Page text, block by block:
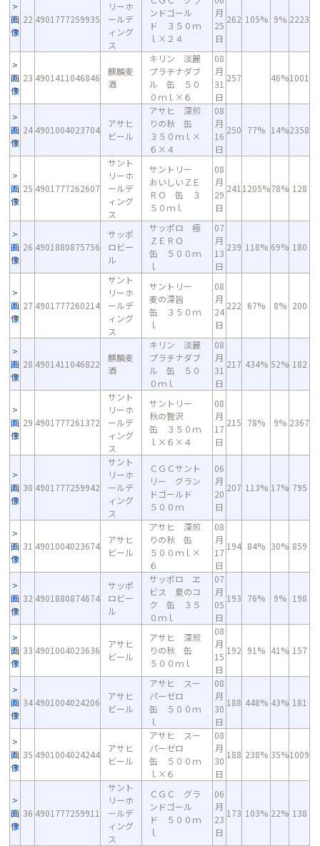
画
像
22 4901777259935
リーホ
ールデ
ィング
ス
ンドゴール
ド ３５０ｍ
ｌ×２４
月
25
日
262 105% 9% 2223
画
像
23 4901411046846
麒麟麦
酒
キリン 淡麗
プラチナダブ
ル 缶 ５０
０ｍｌ×６
08
月
31
日
257 46%1001
画
像
24 4901004023704
アサヒ
ビール
アサヒ 深煎
りの秋 缶
３５０ｍｌ×
６×４
08
月
16
日
250 77% 14%2358
画
像
25 4901777262607
サント
リーホ
ールデ
ィング
ス
サントリー
おいしいＺＥ
ＲＯ 缶 ３
５０ｍｌ
08
月
29
日
241 1205%78% 128
画
像
26 4901880875756
サッポ
ロビー
ル
サッポロ 極
ＺＥＲＯ
缶 ５００ｍ
ｌ
07
月
13
日
239 118% 69% 180
画
像
27 4901777260214
サント
リーホ
ールデ
ィング
ス
サントリー
麦の深旨
缶 ３５０ｍ
ｌ
08
月
24
日
222 67% 8% 200
画
像
28 4901411046822
麒麟麦
酒
キリン 淡麗
プラチナダブ
ル 缶 ５０
０ｍｌ
08
月
31
日
217 434% 52% 182
画
像
29 4901777261372
サント
リーホ
ールデ
ィング
ス
サントリー
秋の贅沢
缶 ３５０ｍ
ｌ×６×４
08
月
17
日
215 78% 9% 2367
画
像
30 4901777259942
サント
リーホ
ールデ
ィング
ス
ＣＧＣサント
リー グラン
ドゴールド
５００ｍ
06
月
20
日
207 113% 17% 795
画
像
31 4901004023674
アサヒ
ビール
アサヒ 深煎
りの秋 缶
５００ｍｌ×
６
08
月
17
日
194 84% 30% 859
画
像
32 4901880874674
サッポ
ロビー
ル
サッポロ ヱ
ビス 夏のコ
ク 缶 ３５
０ｍｌ
07
月
05
日
193 76% 9% 198
画
像
33 4901004023636
アサヒ
ビール
アサヒ 深煎
りの秋 缶
５００ｍｌ
08
月
15
日
192 91% 41% 157
画
像
34 4901004024206
アサヒ
ビール
アサヒ スー
パーゼロ
缶 ５００ｍ
ｌ
08
月
30
日
188 448% 43% 181
画
像
35 4901004024244
アサヒ
ビール
アサヒ スー
パーゼロ
缶 ５００ｍ
ｌ×６
08
月
30
日
188 238% 35%1009
画
像
36 4901777259911
サント
リーホ
ールデ
ィング
ス
ＣＧＣ グラ
ンドゴール
ド ５００ｍ
ｌ
06
月
23
日
173 103% 22% 138